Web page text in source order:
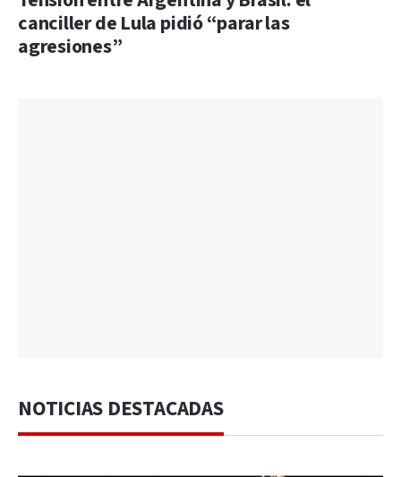
canciller de Lula pidió “parar las
agresiones”
NOTICIAS DESTACADAS